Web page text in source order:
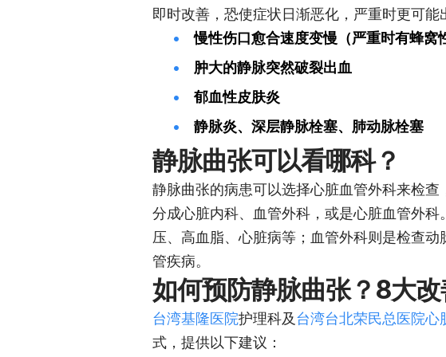
即时改善，恐使症状日渐恶化，严重时更可能
慢性伤口愈合速度变慢（严重时有蜂窝
肿大的静脉突然破裂出血
郁血性皮肤炎
静脉炎、深层静脉栓塞、肺动脉栓塞
静脉曲张可以看哪科？
静脉曲张的病患可以选择心脏血管外科来检
分成心脏内科、血管外科，或是心脏血管外
压、高血脂、心脏病等；血管外科则是检查
管疾病。
如何预防静脉曲张？8大
台湾基隆医院护理科及台湾台北荣民总医院心
式，提供以下建议：